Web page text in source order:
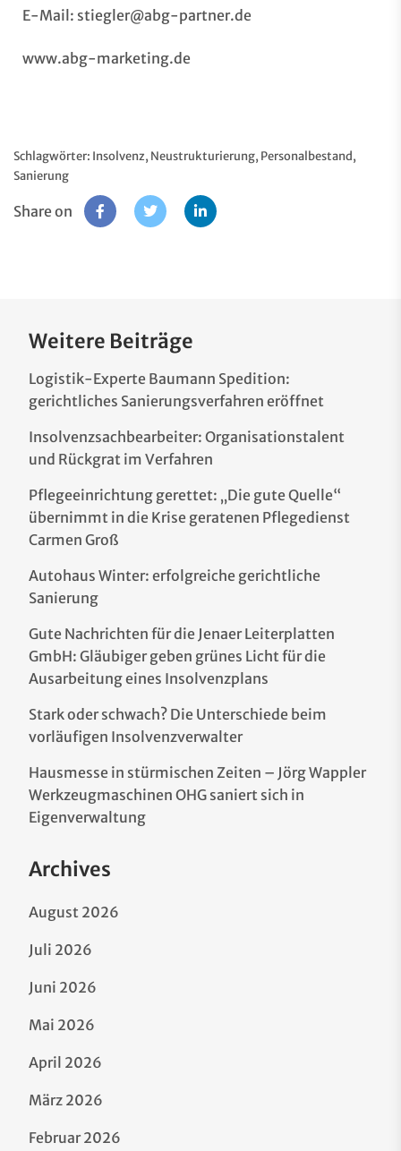
E-Mail: stiegler@abg-partner.de
www.abg-marketing.de
Schlagwörter: Insolvenz, Neustrukturierung, Personalbestand,
Sanierung
Share on
Weitere Beiträge
Logistik-Experte Baumann Spedition:
gerichtliches Sanierungsverfahren eröffnet
Insolvenzsachbearbeiter: Organisationstalent
und Rückgrat im Verfahren
Pflegeeinrichtung gerettet: „Die gute Quelle“
übernimmt in die Krise geratenen Pflegedienst
Carmen Groß
Autohaus Winter: erfolgreiche gerichtliche
Sanierung
Gute Nachrichten für die Jenaer Leiterplatten
GmbH: Gläubiger geben grünes Licht für die
Ausarbeitung eines Insolvenzplans
Stark oder schwach? Die Unterschiede beim
vorläufigen Insolvenzverwalter
Hausmesse in stürmischen Zeiten – Jörg Wappler
Werkzeugmaschinen OHG saniert sich in
Eigenverwaltung
Archives
August 2026
Juli 2026
Juni 2026
Mai 2026
April 2026
März 2026
Februar 2026